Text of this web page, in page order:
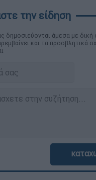
δημοσιεύονται άμεσα με δική
και τα προσβλητικά